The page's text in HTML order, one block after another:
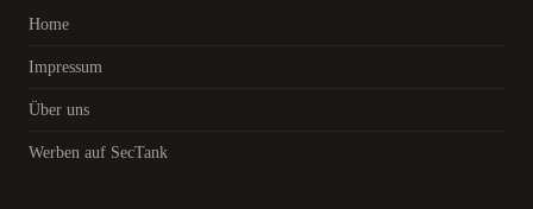
Home
Impressum
Über uns
Werben auf SecTank